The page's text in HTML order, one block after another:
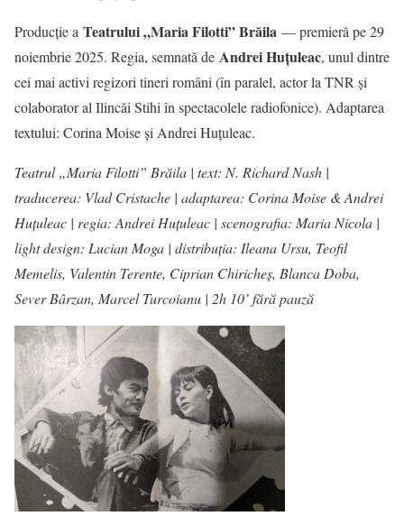
Producție a Teatrului „Maria Filotti” Brăila — premieră pe 29
noiembrie 2025. Regia, semnată de Andrei Huțuleac, unul dintre
cei mai activi regizori tineri români (în paralel, actor la TNR și
colaborator al Ilincăi Stihi în spectacolele radiofonice). Adaptarea
textului: Corina Moise și Andrei Huțuleac.
Teatrul „Maria Filotti” Brăila | text: N. Richard Nash |
traducerea: Vlad Cristache | adaptarea: Corina Moise & Andrei
Huțuleac | regia: Andrei Huțuleac | scenografia: Maria Nicola |
light design: Lucian Moga | distribuția: Ileana Ursu, Teofil
Memelis, Valentin Terente, Ciprian Chiricheș, Blanca Doba,
Sever Bârzan, Marcel Turcoianu | 2h 10’ fără pauză